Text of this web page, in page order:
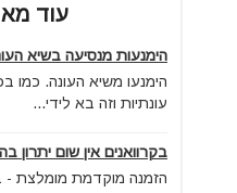
עוד
הימנעות מנסיעה בשיא
הימנעו משיא העונה. כמו
עונתיות וזה בא לידי...
בקרוואנים אין שום
הזמנה מוקדמת מומלצת -